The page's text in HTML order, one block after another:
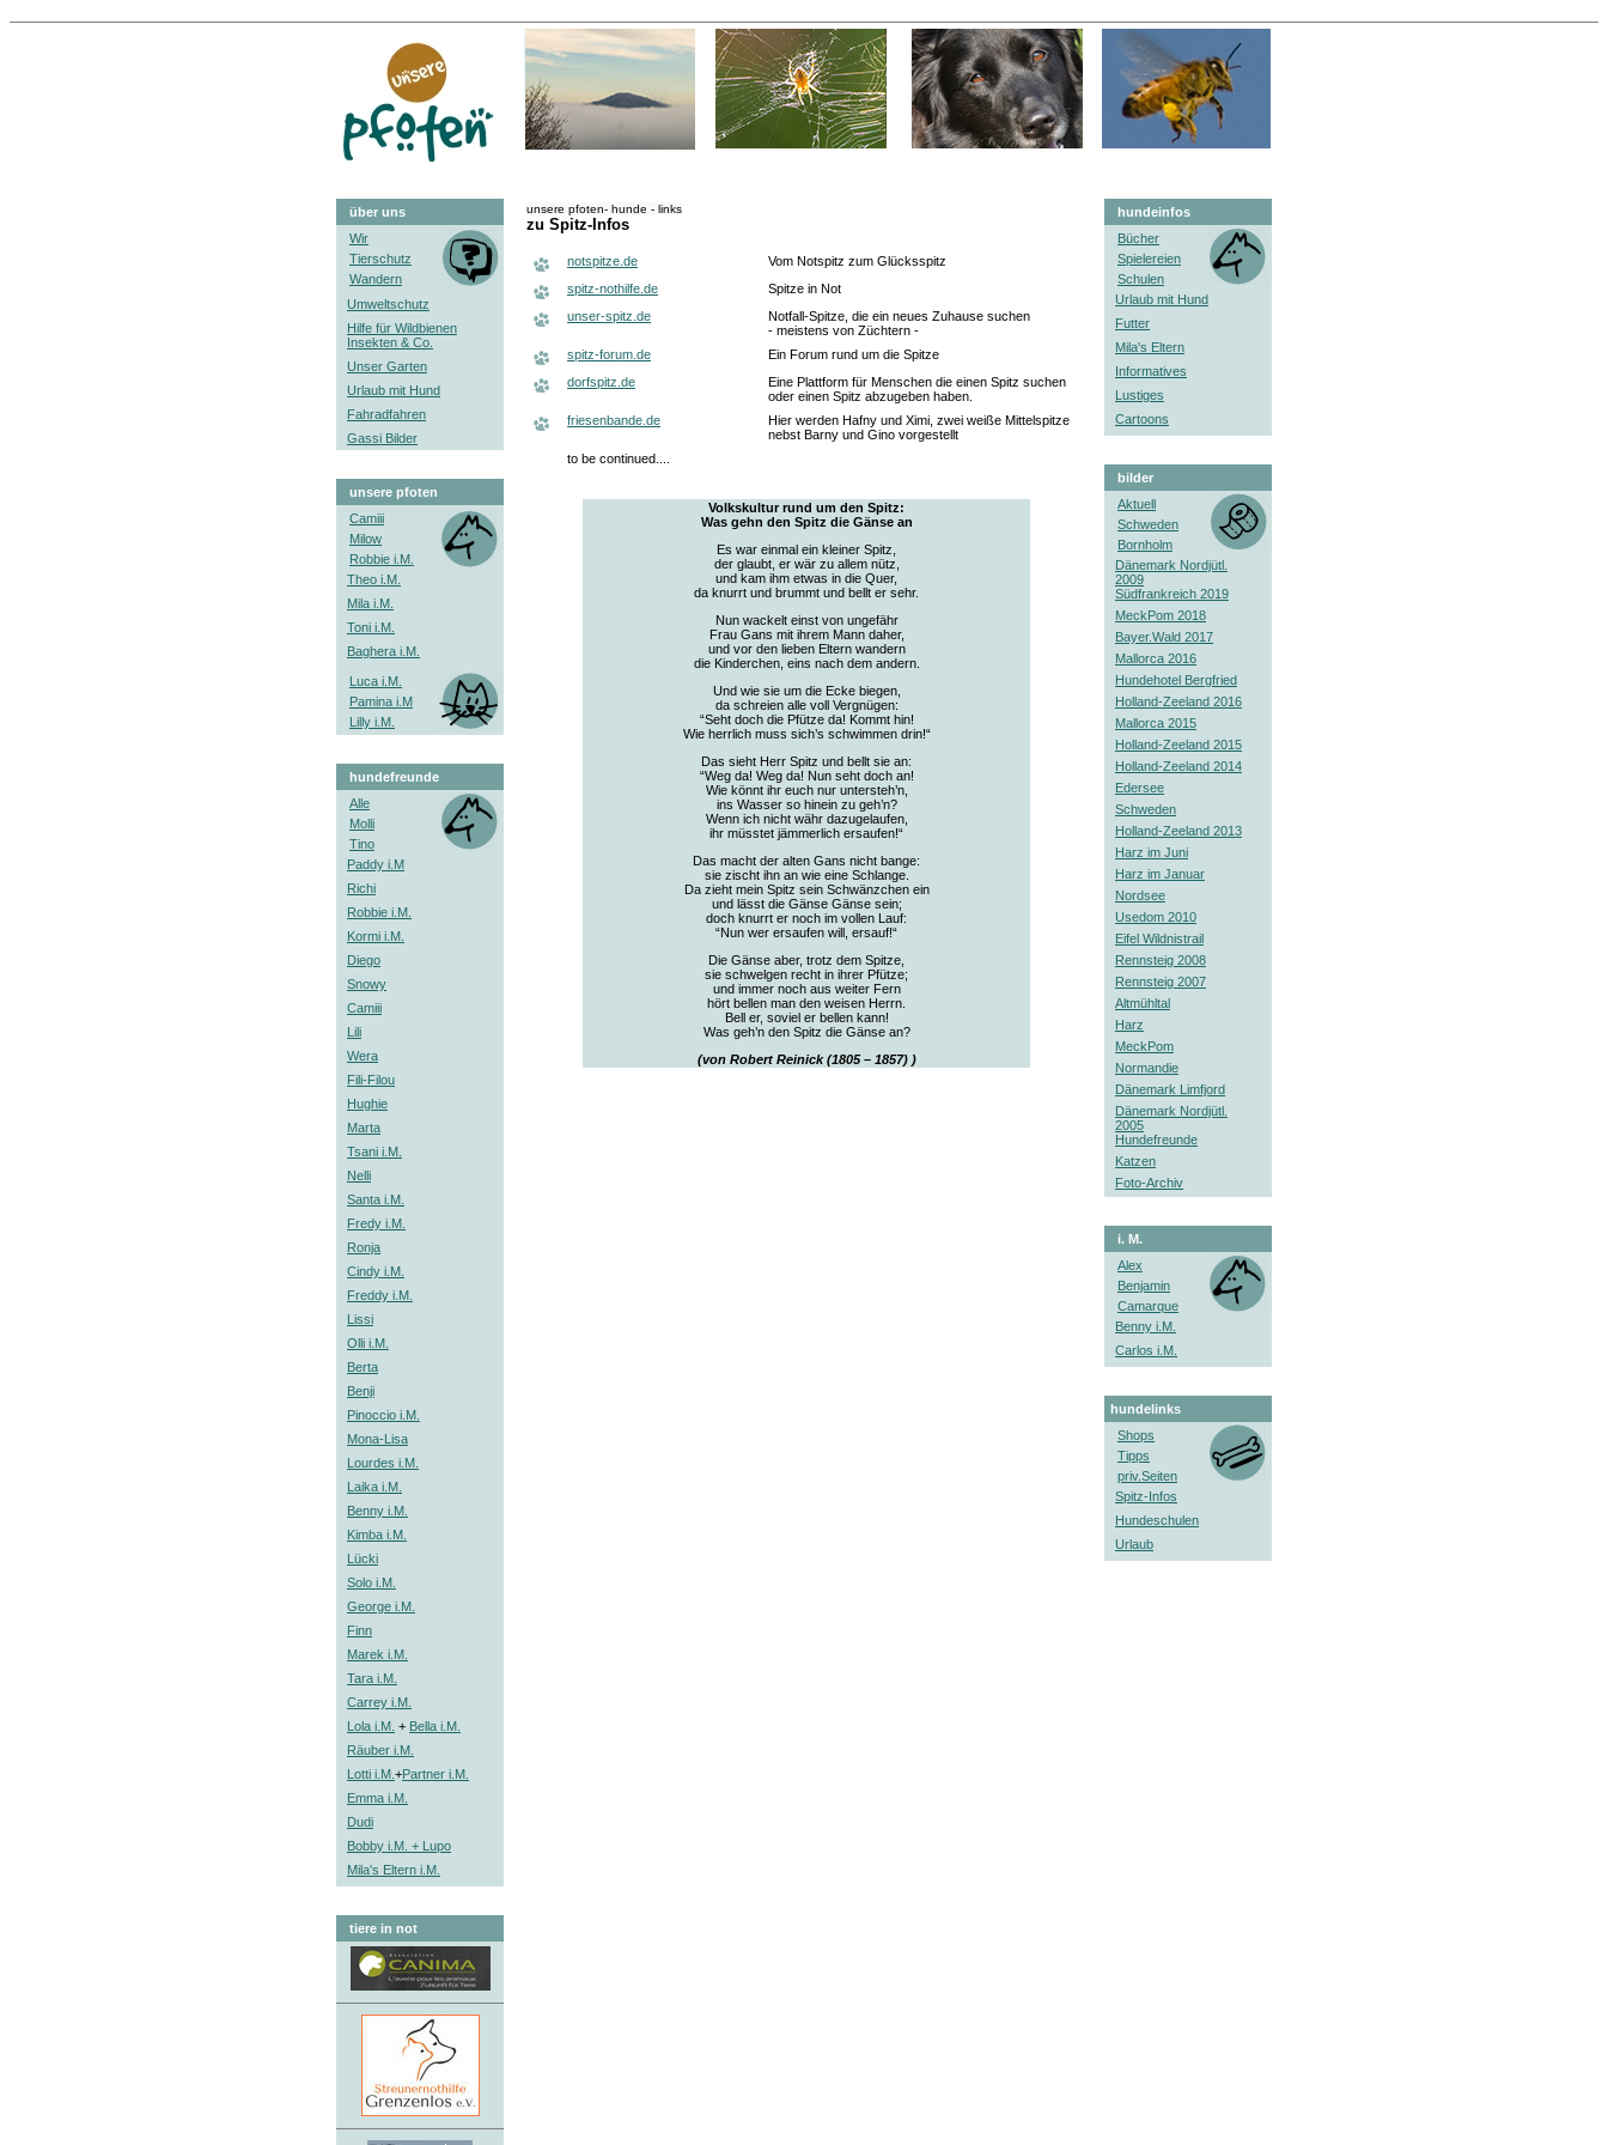
über uns
Wir
Tierschutz
Wandern
Umweltschutz
Hilfe für Wildbienen
Insekten & Co.
Unser Garten
Urlaub mit Hund
Fahradfahren
Gassi Bilder
unsere pfoten
Camiii
Milow
Robbie i.M.
Theo i.M.
Mila i.M.
Toni i.M.
Baghera i.M.
Luca i.M.
Pamina i.M
Lilly i.M.
hundefreunde
Alle
Molli
Tino
Paddy i.M
Richi
Robbie i.M.
Kormi i.M.
Diego
Snowy
Camiii
Lili
Wera
Fili-Filou
Hughie
Marta
Tsani i.M.
Nelli
Santa i.M.
Fredy i.M.
Ronja
Cindy i.M.
Freddy i.M.
Lissi
Olli i.M.
Berta
Benji
Pinoccio i.M.
Mona-Lisa
Lourdes i.M.
Laika i.M.
Benny i.M.
Kimba i.M.
Lücki
Solo i.M.
George i.M.
Finn
Marek i.M.
Tara i.M.
Carrey i.M.
Lola i.M. + Bella i.M.
Räuber i.M.
Lotti i.M. +Partner i.M.
Emma i.M.
Dudi
Bobby i.M. + Lupo
Mila's Eltern i.M.
tiere in not
unsere pfoten- hunde - links
zu Spitz-Infos
notspitze.de
Vom Notspitz zum Glücksspitz
spitz-nothilfe.de
Spitze in Not
unser-spitz.de
Notfall-Spitze, die ein neues Zuhause suchen
- meistens von Züchtern -
spitz-forum.de
Ein Forum rund um die Spitze
dorfspitz.de
Eine Plattform für Menschen die einen Spitz suchen
oder einen Spitz abzugeben haben.
friesenbande.de
Hier werden Hafny und Ximi, zwei weiße Mittelspitze
nebst Barny und Gino vorgestellt
to be continued....
Volkskultur rund um den Spitz:
Was gehn den Spitz die Gänse an
Es war einmal ein kleiner Spitz,
der glaubt, er wär zu allem nütz,
und kam ihm etwas in die Quer,
da knurrt und brummt und bellt er sehr.
Nun wackelt einst von ungefähr
Frau Gans mit ihrem Mann daher,
und vor den lieben Eltern wandern
die Kinderchen, eins nach dem andern.
Und wie sie um die Ecke biegen,
da schreien alle voll Vergnügen:
“Seht doch die Pfütze da! Kommt hin!
Wie herrlich muss sich’s schwimmen drin!“
Das sieht Herr Spitz und bellt sie an:
“Weg da! Weg da! Nun seht doch an!
Wie könnt ihr euch nur untersteh’n,
ins Wasser so hinein zu geh’n?
Wenn ich nicht währ dazugelaufen,
ihr müsstet jämmerlich ersaufen!“
Das macht der alten Gans nicht bange:
sie zischt ihn an wie eine Schlange.
Da zieht mein Spitz sein Schwänzchen ein
und lässt die Gänse Gänse sein;
doch knurrt er noch im vollen Lauf:
“Nun wer ersaufen will, ersauf!“
Die Gänse aber, trotz dem Spitze,
sie schwelgen recht in ihrer Pfütze;
und immer noch aus weiter Fern
hört bellen man den weisen Herrn.
Bell er, soviel er bellen kann!
Was geh’n den Spitz die Gänse an?
(von Robert Reinick (1805 – 1857) )
hundeinfos
Bücher
Spielereien
Schulen
Urlaub mit Hund
Futter
Mila's Eltern
Informatives
Lustiges
Cartoons
bilder
Aktuell
Schweden
Bornholm
Dänemark Nordjütl.
2009
Südfrankreich 2019
MeckPom 2018
Bayer.Wald 2017
Mallorca 2016
Hundehotel Bergfried
Holland-Zeeland 2016
Mallorca 2015
Holland-Zeeland 2015
Holland-Zeeland 2014
Edersee
Schweden
Holland-Zeeland 2013
Harz im Juni
Harz im Januar
Nordsee
Usedom 2010
Eifel Wildnistrail
Rennsteig 2008
Rennsteig 2007
Altmühltal
Harz
MeckPom
Normandie
Dänemark Limfjord
Dänemark Nordjütl.
2005
Hundefreunde
Katzen
Foto-Archiv
i. M.
Alex
Benjamin
Camarque
Benny i.M.
Carlos i.M.
hundelinks
Shops
Tipps
priv.Seiten
Spitz-Infos
Hundeschulen
Urlaub